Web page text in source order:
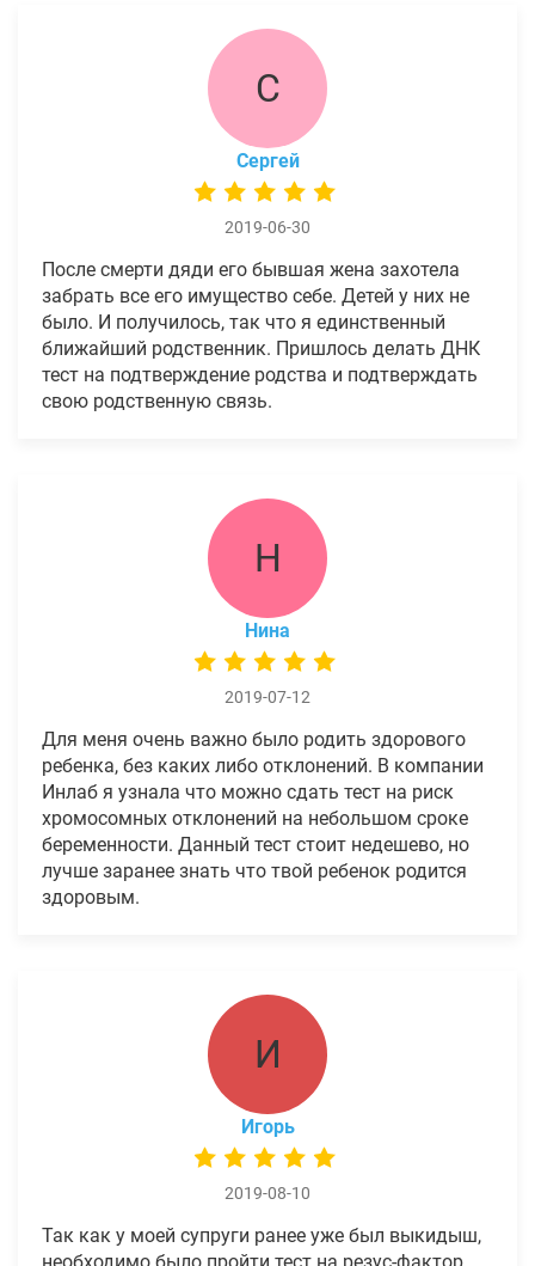
С
Сергей
2019-06-30
После смерти дяди его бывшая жена захотела
забрать все его имущество себе. Детей у них не
было. И получилось, так что я единственный
ближайший родственник. Пришлось делать ДНК
тест на подтверждение родства и подтверждать
свою родственную связь.
Н
Нина
2019-07-12
Для меня очень важно было родить здорового
ребенка, без каких либо отклонений. В компании
Инлаб я узнала что можно сдать тест на риск
хромосомных отклонений на небольшом сроке
беременности. Данный тест стоит недешево, но
лучше заранее знать что твой ребенок родится
здоровым.
И
Игорь
2019-08-10
Так как у моей супруги ранее уже был выкидыш,
необходимо было пройти тест на резус-фактор